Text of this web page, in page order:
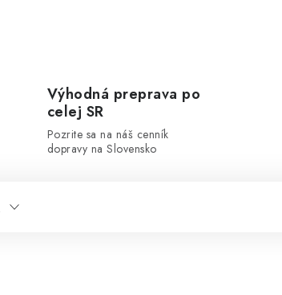
Výhodná preprava po
celej SR
Pozrite sa na náš cenník
dopravy na Slovensko